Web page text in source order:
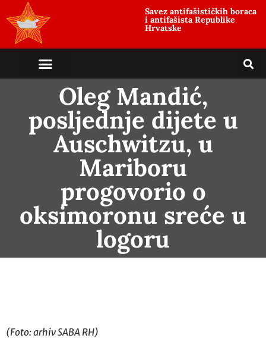
Savez antifašističkih boraca
i antifašista Republike
Hrvatske
Oleg Mandić,
posljednje dijete u
Auschwitzu, u
Mariboru
progovorio o
oksimoronu sreće u
logoru
(Foto: arhiv SABA RH)